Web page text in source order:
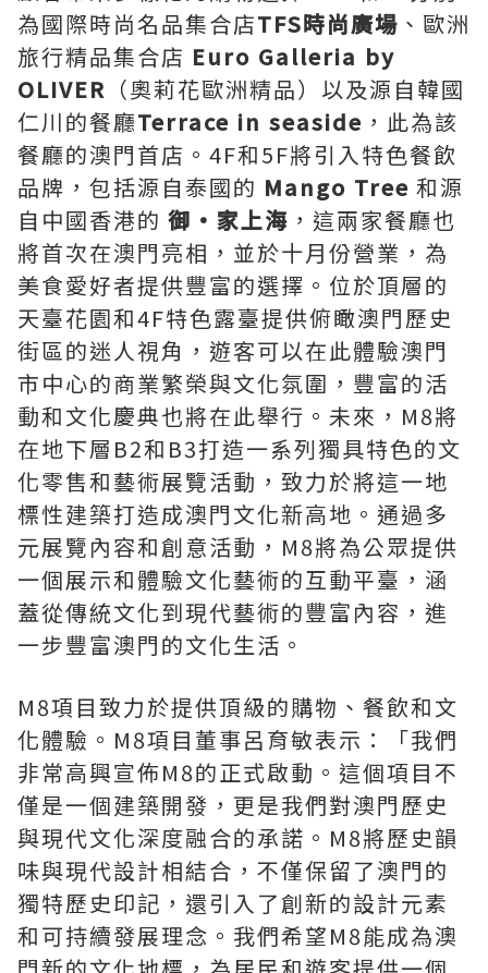
為國際時尚名品集合店TFS時尚廣場 、歐洲
旅行精品集合店 Euro Galleria by
OLIVER （奧莉花歐洲精品）以及源自韓國
仁川的餐廳Terrace in seaside ，此為該
餐廳的澳門首店。4F和5F將引入特色餐飲
品牌，包括源自泰國的 Mango Tree 和源
自 中國香港的 御 •家上海 ，這兩家餐廳也
將首次在澳門亮相，並於十月份營業，為
美食愛好者提供豐富的選擇。位於頂層的
天臺花園和4F特色露臺提供俯瞰澳門歷史
街區的迷人視角，遊客可以在此體驗澳門
市中心的商業繁榮與文化氛圍，豐富的活
動和文化慶典也將在此舉行。未來，M8將
在地下層B2和B3打造一系列獨具特色的文
化零售和藝術展覽活動，致力於將這一地
標性建築打造成澳門文化新高地。通過多
元展覽內容和創意活動，M8將為公眾提供
一個展示和體驗文化藝術的互動平臺，涵
蓋從傳統文化到現代藝術的豐富內容，進
一步豐富澳門的文化生活。
M8項目致力於提供頂級的購物、餐飲和文
化體驗。M8項目董事呂育敏表示：「我們
非常高興宣佈M8的正式啟動。這個項目不
僅是一個建築開發，更是我們對澳門歷史
與現代文化深度融合的承諾。M8將歷史韻
味與現代設計相結合，不僅保留了澳門的
獨特歷史印記，還引入了創新的設計元素
和可持續發展理念。我們希望M8能成為澳